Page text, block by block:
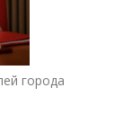
города